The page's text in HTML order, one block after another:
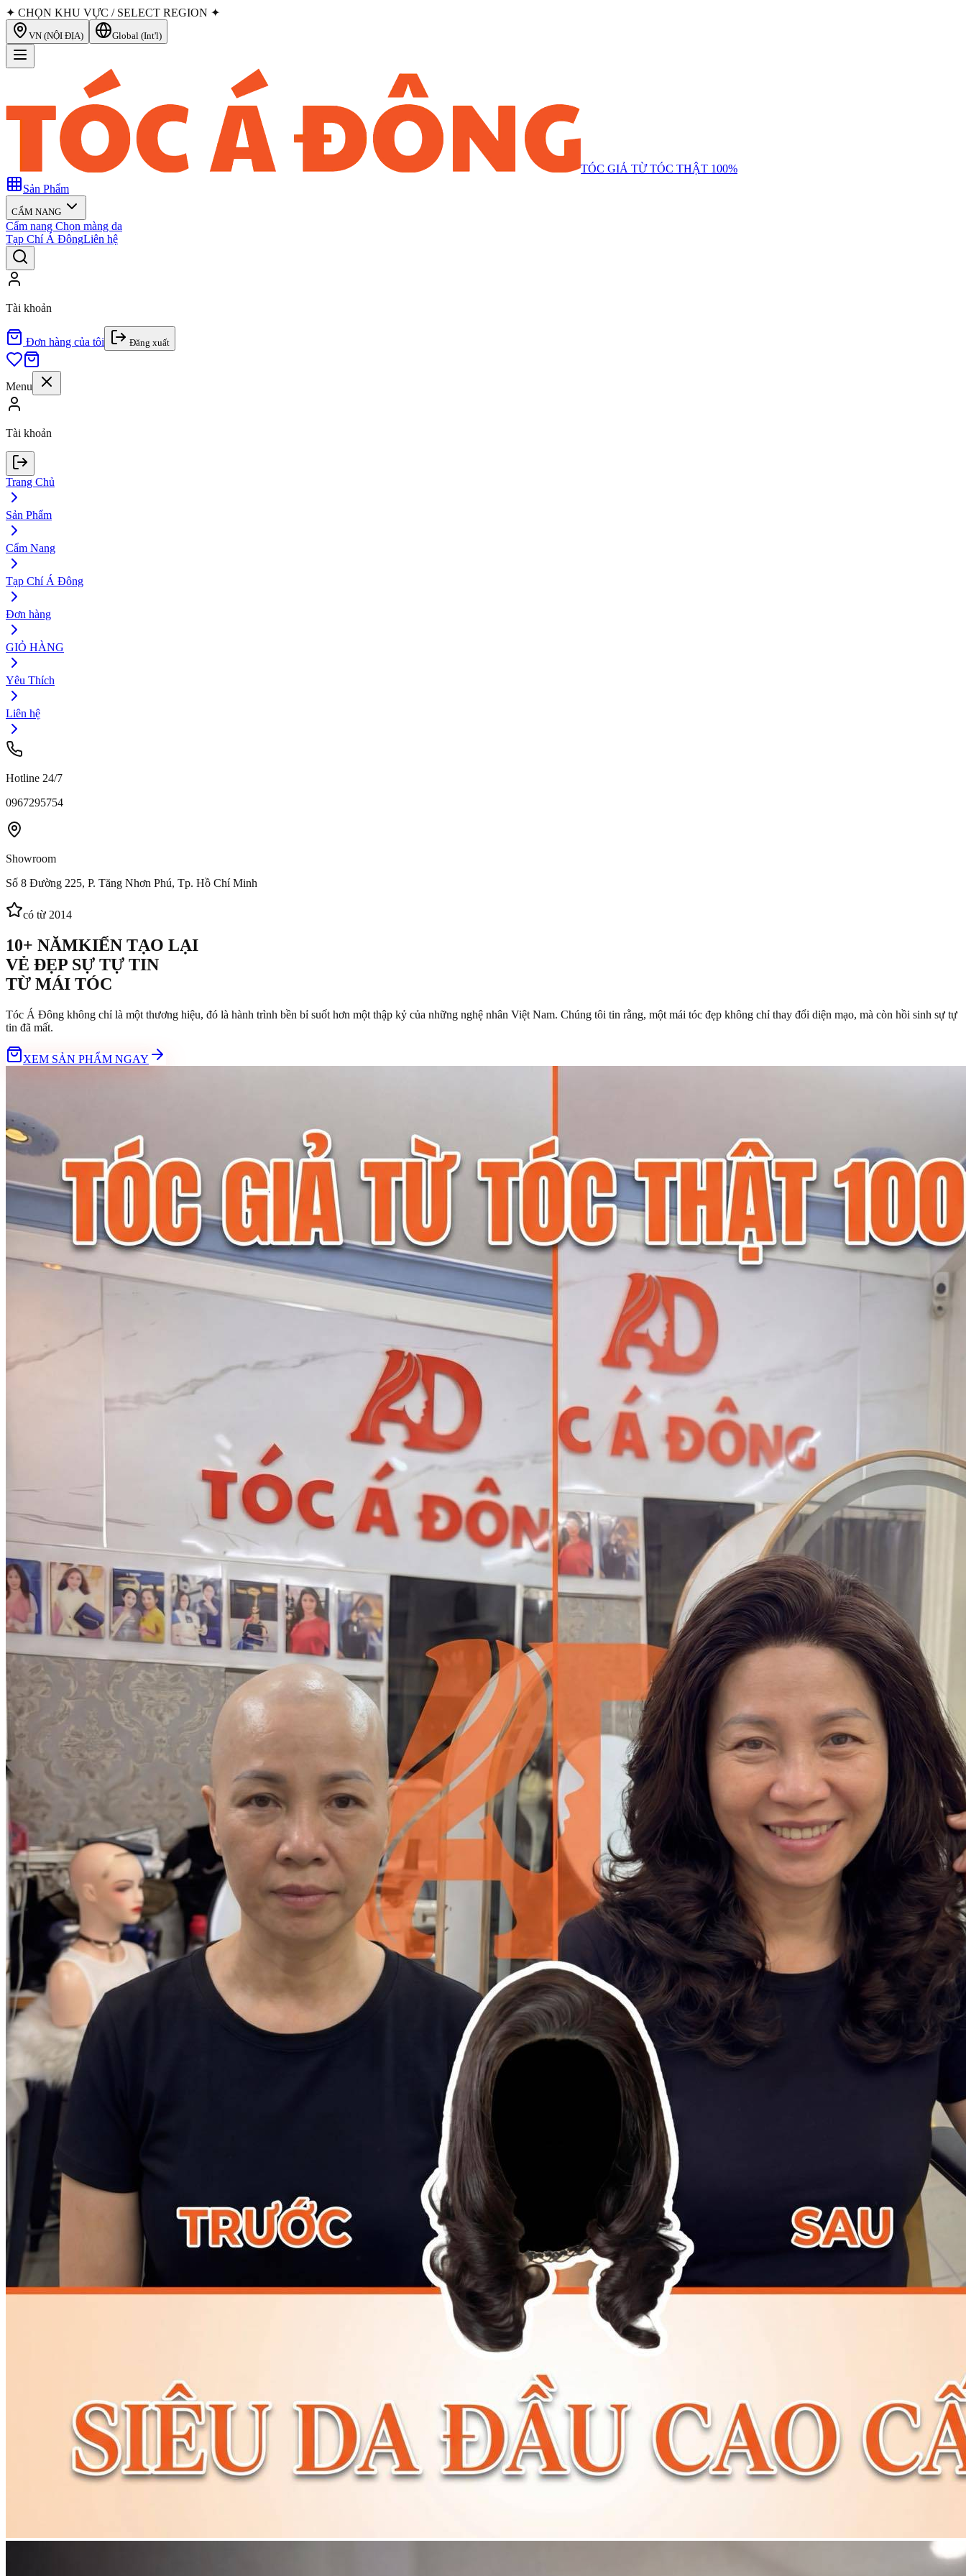
✦ CHỌN KHU VỰC / SELECT REGION ✦
VN (NỘI ĐỊA) Global (Int'l)
TÓC GIẢ TỪ TÓC THẬT 100%
Sản Phẩm
CẨM NANG
Cẩm nang Chọn màng da
Tạp Chí Á ĐôngLiên hệ
Tài khoản
Đơn hàng của tôi Đăng xuất
Menu
Tài khoản
Trang Chủ
Sản Phẩm
Cẩm Nang
Tạp Chí Á Đông
Đơn hàng
GIỎ HÀNG
Yêu Thích
Liên hệ
Hotline 24/7
0967295754
Showroom
Số 8 Đường 225, P. Tăng Nhơn Phú, Tp. Hồ Chí Minh
có từ 2014
10+ NĂMKIẾN TẠO LẠI
VẺ ĐẸP SỰ TỰ TIN
TỪ MÁI TÓC
Tóc Á Đông không chỉ là một thương hiệu, đó là hành trình bền bỉ suốt hơn một thập kỷ của những nghệ nhân Việt Nam. Chúng tôi tin rằng, một mái tóc đẹp không chỉ thay đổi diện mạo, mà còn hồi sinh sự tự
tin đã mất.
XEM SẢN PHẨM NGAY